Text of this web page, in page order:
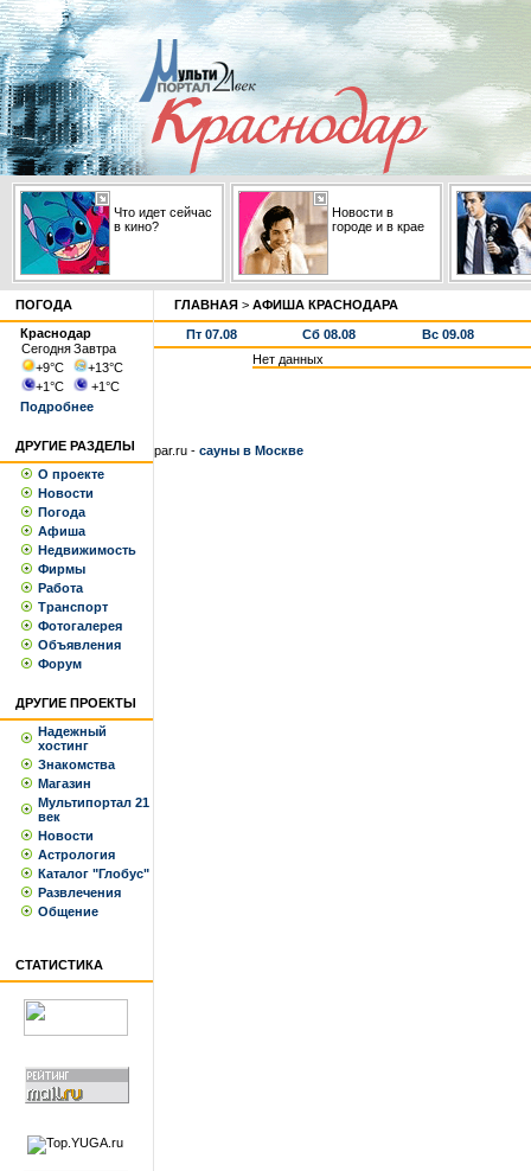
Что идет сейчас
в кино?
Новости в
городе и в крае
ПОГОДА
Краснодар
СегодняЗавтра
+9°С +13°С
+1°С +1°С
Подробнее
ДРУГИЕ РАЗДЕЛЫ
О проекте
Новости
Погода
Афиша
Недвижимость
Фирмы
Работа
Транспорт
Фотогалерея
Объявления
Форум
ДРУГИЕ ПРОЕКТЫ
Надежный
хостинг
Знакомства
Магазин
Мультипортал 21
век
Новости
Астрология
Каталог "Глобус"
Развлечения
Общение
СТАТИСТИКА
ГЛАВНАЯ > АФИША КРАСНОДАРА
Пт 07.08 Сб 08.08
Вс 09.08
Нет данных
par.ru - сауны в Москве